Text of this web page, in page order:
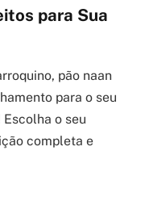
para Sua
pão naan
para o seu
o seu
completa e